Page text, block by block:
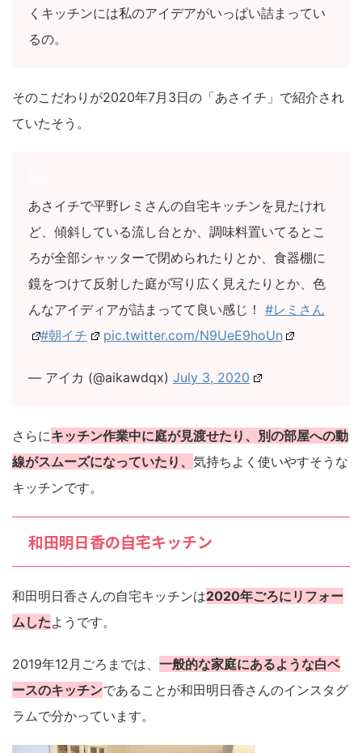
くキッチンには私のアイデアがいっぱい詰まってい
るの。
そのこだわりが2020年7月3日の「あさイチ」で紹介され
ていたそう。
あさイチで平野レミさんの自宅キッチンを見たけれ
ど、傾斜している流し台とか、調味料置いてるとこ
ろが全部シャッターで閉められたりとか、食器棚に
鏡をつけて反射した庭が写り広く見えたりとか、色
んなアイディアが詰まってて良い感じ！ #レミさん
#朝イチ
pic.twitter.com/N9UeE9hoUn
— アイカ (@aikawdqx) July 3, 2020
さらにキッチン作業中に庭が見渡せたり、別の部屋への動
線がスムーズになっていたり、 気持ちよく使いやすそうな
キッチンです。
和田明日香の自宅キッチン
和田明日香さんの自宅キッチンは2020年ごろにリフォー
ムしたようです。
2019年12月ごろまでは、 一般的な家庭にあるような白ベ
ースのキッチンであることが和田明日香さんのインスタグ
ラムで分かっています。